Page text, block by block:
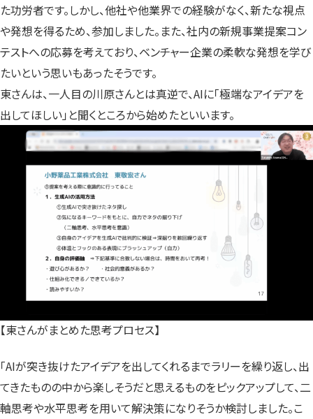
た功労者です。しかし、他社や他業界での経験がなく、新たな視点
や発想を得るため、参加しました。また、社内の新規事業提案コン
テストへの応募を考えており、ベンチャー企業の柔軟な発想を学び
たいという思いもあったそうです。
東さんは、一人目の川原さんとは真逆で、AIに「極端なアイデアを
出してほしい」と聞くところから始めたといいます。
【東さんがまとめた思考プロセス】
「AIが突き抜けたアイデアを出してくれるまでラリーを繰り返し、出
てきたものの中から楽しそうだと思えるものをピックアップして、二
軸思考や水平思考を用いて解決策になりそうか検討しました。こ